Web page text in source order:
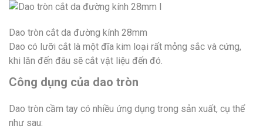
Dao tròn cắt da đường kính 28mm
Dao có lưỡi cắt là một đĩa kim loại rất mỏng sắc và cứng,
khi lăn đến đâu sẽ cắt vật liệu đến đó.
Công dụng của dao tròn
Dao tròn cầm tay có nhiều ứng dụng trong sản xuất, cụ thể
như sau: